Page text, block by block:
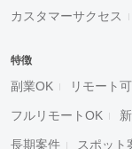
カスタマーサクセス
特徴
副業OK リモート可
フルリモートOK
長期案件 スポット